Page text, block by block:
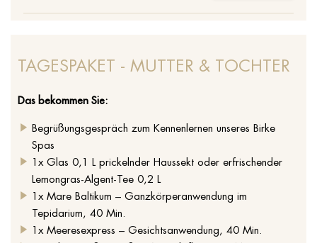
TAGESPAKET - MUTTER & TOCHTER
Das bekommen Sie:
Begrüßungsgespräch zum Kennenlernen unseres Birke
Spas
1x Glas 0,1 L prickelnder Haussekt oder erfrischender
Lemongras-Algent-Tee 0,2 L
1x Mare Baltikum – Ganzkörperanwendung im
Tepidarium, 40 Min.
1x Meeresexpress – Gesichtsanwendung, 40 Min.